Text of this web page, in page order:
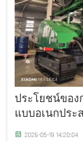
ประโยชน์ของ
แบบอเนกประ
2026-05-19 14:20:04